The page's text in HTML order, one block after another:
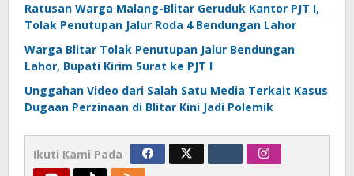
Ratusan Warga Malang-Blitar Geruduk Kantor PJT I,
Tolak Penutupan Jalur Roda 4 Bendungan Lahor
Warga Blitar Tolak Penutupan Jalur Bendungan
Lahor, Bupati Kirim Surat ke PJT I
Unggahan Video dari Salah Satu Media Terkait Kasus
Dugaan Perzinaan di Blitar Kini Jadi Polemik
Ikuti Kami Pada